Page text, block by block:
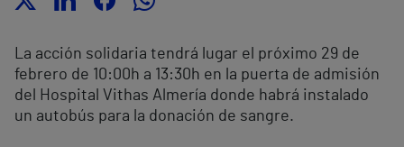
La acción solidaria tendrá lugar el próximo 29 de
febrero de 10:00h a 13:30h en la puerta de admisión
del Hospital Vithas Almería donde habrá instalado
un autobús para la donación de sangre.